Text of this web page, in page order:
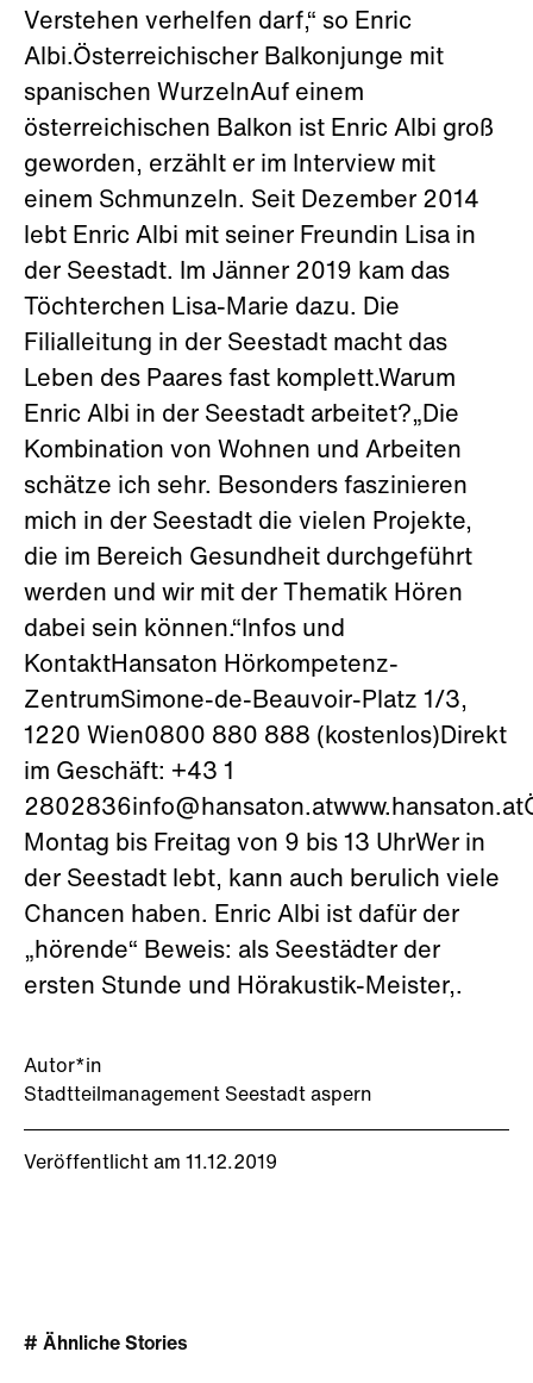
Autor*in
Stadtteilmanagement Seestadt aspern
Veröffentlicht am 11.12.2019
Verstehen verhelfen darf,“ so Enric
Albi.Österreichischer Balkonjunge mit
spanischen WurzelnAuf einem
österreichischen Balkon ist Enric Albi groß
geworden, erzählt er im Interview mit
einem Schmunzeln. Seit Dezember 2014
lebt Enric Albi mit seiner Freundin Lisa in
der Seestadt. Im Jänner 2019 kam das
Töchterchen Lisa-Marie dazu. Die
Filialleitung in der Seestadt macht das
Leben des Paares fast komplett.Warum
Enric Albi in der Seestadt arbeitet?„Die
Kombination von Wohnen und Arbeiten
schätze ich sehr. Besonders faszinieren
mich in der Seestadt die vielen Projekte,
die im Bereich Gesundheit durchgeführt
werden und wir mit der Thematik Hören
dabei sein können.“Infos und
KontaktHansaton Hörkompetenz-
ZentrumSimone-de-Beauvoir-Platz 1/3,
1220 Wien0800 880 888 (kostenlos)Direkt
im Geschäft: +43 1
Montag bis Freitag von 9 bis 13 UhrWer in
der Seestadt lebt, kann auch berulich viele
Chancen haben. Enric Albi ist dafür der
„hörende“ Beweis: als Seestädter der
ersten Stunde und Hörakustik-Meister,.
# Ähnliche Stories